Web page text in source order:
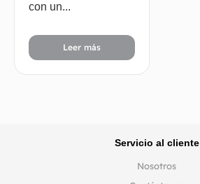
con un...
Leer más
Servicio al cliente
Nosotros